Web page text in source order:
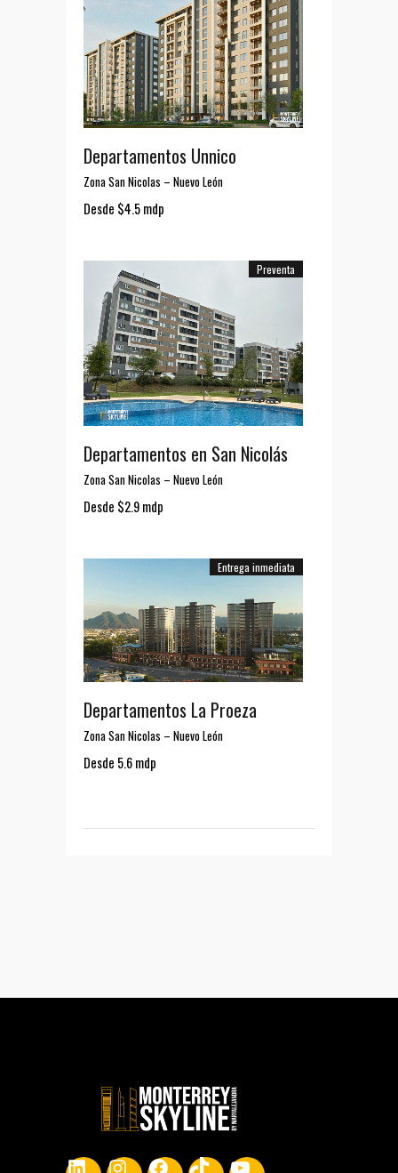
Departamentos Unnico
Zona San Nicolas – Nuevo León
Desde $4.5 mdp
Preventa
Departamentos en San Nicolás
Zona San Nicolas – Nuevo León
Desde $2.9 mdp
Entrega inmediata
Departamentos La Proeza
Zona San Nicolas – Nuevo León
Desde 5.6 mdp